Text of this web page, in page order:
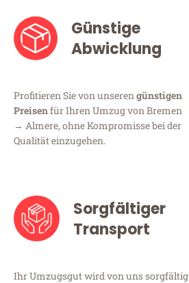
Günstige
Abwicklung
Profitieren Sie von unserengünstigen
Preisenfür Ihren Umzug von Bremen
→ Almere, ohne Kompromisse bei der
Qualität einzugehen.
Sorgfältiger
Transport
Ihr Umzugsgut wird von uns sorgfältig